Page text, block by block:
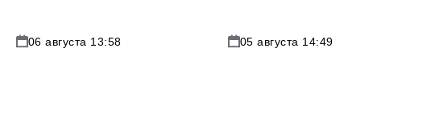
06 августа 13:58 05 августа 14:49